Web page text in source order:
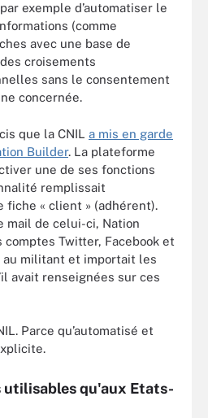
exemple d’automatiser le
(comme
avec une base de
croisements
sans le consentement
concernée.
que la CNIL a mis en garde
Builder. La plateforme
une de ses fonctions
remplissait
fiche « client » (adhérent).
mail de celui-ci, Nation
Twitter, Facebook et
au militant et importait les
avait renseignées sur ces
Parce qu’automatisé et
utilisables qu'aux Etats-